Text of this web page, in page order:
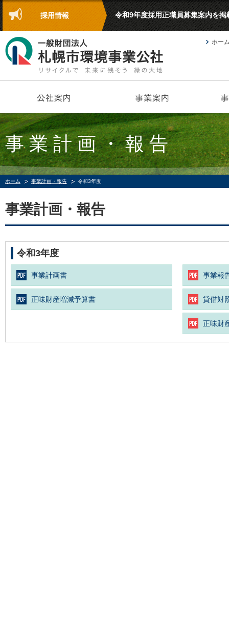
採用情報 令和9年度採用正職員募集案内を
ホー
事業計画・報告
ホーム 事業計画・報告 令和3年度
事業計画・報告
令和3年度
事業計画書
正味財産増減予算書
事業報
貸借対
正味財